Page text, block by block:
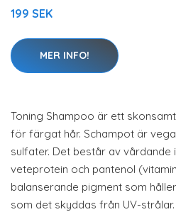
199 SEK
MER INFO!
Toning Shampoo är ett
för färgat hår. Schampot är
sulfater. Det består av vårdande
veteprotein och pantenol
balanserande pigment som
som det skyddas från UV-